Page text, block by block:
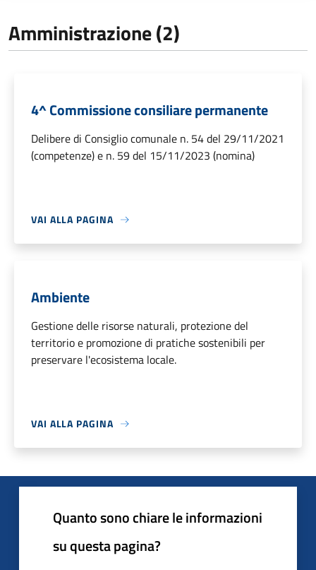
Amministrazione (2)
4^ Commissione consiliare permanente
Delibere di Consiglio comunale n. 54 del 29/11/2021
(competenze) e n. 59 del 15/11/2023 (nomina)
VAI ALLA PAGINA
Ambiente
Gestione delle risorse naturali, protezione del
territorio e promozione di pratiche sostenibili per
preservare l'ecosistema locale.
VAI ALLA PAGINA
Quanto sono chiare le informazioni
su questa pagina?